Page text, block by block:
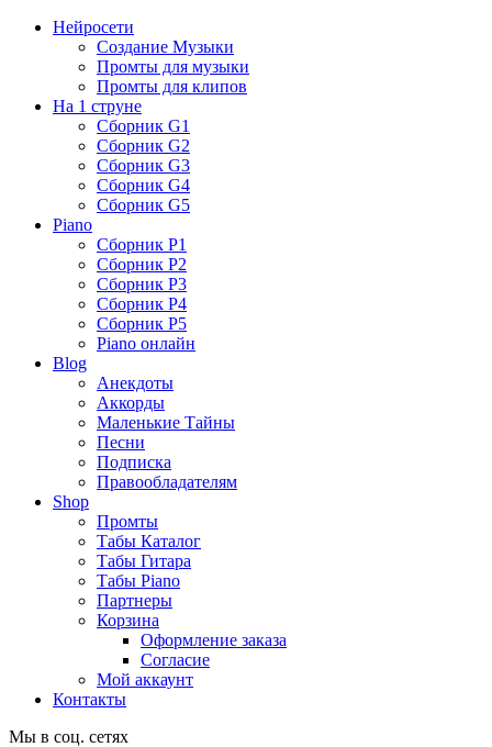
Нейросети
Создание Музыки
Промты для музыки
Промты для клипов
На 1 струне
Сборник G1
Сборник G2
Сборник G3
Сборник G4
Сборник G5
Piano
Сборник P1
Сборник P2
Сборник P3
Сборник P4
Сборник P5
Piano онлайн
Blog
Анекдоты
Аккорды
Маленькие Тайны
Песни
Подписка
Правообладателям
Shop
Промты
Табы Каталог
Табы Гитара
Табы Piano
Партнеры
Корзина
Оформление заказа
Согласие
Мой аккаунт
Контакты
Мы в соц. сетях